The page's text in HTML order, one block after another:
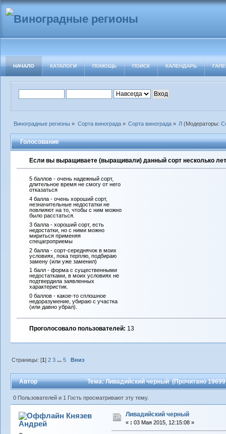
НАЧАЛО КАТАЛОГИ ПОМОЩЬ ПОИСК КАЛЕНДАРЬ
Виноградные регионы » Сорта винограда» Сорта винограда» Л (Модераторы:
Голосование
Если вы выращиваете (выращивали) данный сорт несколько
5 баллов - очень надежный сорт,
длительное время не смогу от него
отказаться
4 балла - очень хороший сорт,
незначительные недостатки не
повлияют на то, чтобы с ним можно
было расстаться.
3 балла - хороший сорт, есть
недостатки, но с ними можно
мириться применяя
спецагроприемы
2 балла - сорт-середнячок в моих
условиях, пока терплю, подбираю
замену (или уже заменил)
1 балл - форма с существенными
недостатками, в моих условиях не
подтвердила заявленных
характеристик.
0 баллов - какое-то сплошное
недоразумение, убираю с участка
(или давно убрал).
Проголосовало пользователей: 13
Страницы: [1]2 3 ...5 Вниз
Автор Тема: Ливадийский черный (Прочитано 19699
0 Пользователей и 1 Гость просматривают эту тему.
Князев
Андрей
Ливадийский черный
« : 03 Мая 2015, 12:15:08 »